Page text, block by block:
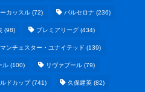
カッスル (72) バルセロナ (236)
(98) プレミアリーグ (434)
マンチェスター・ユナイテッド (139)
ル (100) リヴァプール (79)
ドカップ (741) 久保建英 (82)
クノロジーまとめ
ネス・経済まとめ